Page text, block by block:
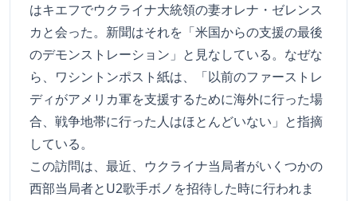
はキエフでウクライナ大統領の妻オレナ・ゼレンス
カと会った。新聞はそれを「米国からの支援の最後
のデモンストレーション」と見なしている。なぜな
ら、ワシントンポスト紙は、「以前のファーストレ
ディがアメリカ軍を支援するために海外に行った場
合、戦争地帯に行った人はほとんどいない」と指摘
している。
この訪問は、最近、ウクライナ当局者がいくつかの
西部当局者とU2歌手ボノを招待した時に行われま